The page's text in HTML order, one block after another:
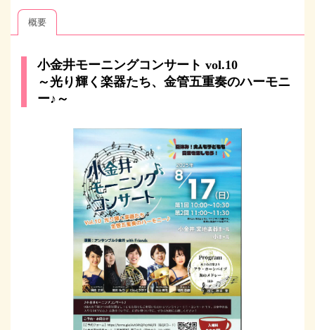
概要
小金井モーニングコンサート vol.10
～光り輝く楽器たち、金管五重奏のハーモニ
ー♪～